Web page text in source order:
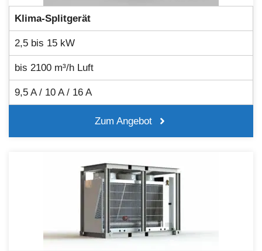
Klima-Splitgerät
2,5 bis 15 kW
bis 2100 m³/h Luft
9,5 A / 10 A / 16 A
Zum Angebot